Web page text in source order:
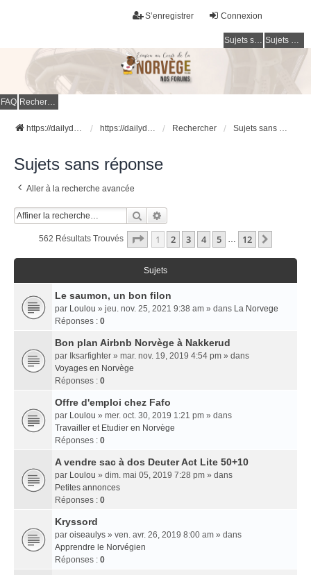
Connexion
S’enregistrer
Sujets sans réponse Sujets actifs
FAQ Rechercher
https://dailydigesthub.com https://dailydigesthub.com Rechercher Sujets sans réponse
Sujets sans réponse
Aller à la recherche avancée
Rechercher
562 Résultats Trouvés Page 1Sur
1 2 3 4 5 … 12
Sujets
Le saumon, un bon filon
par Loulou » jeu. nov. 25, 2021 9:38 am » dans La Norvege
Réponses : 0
Bon plan Airbnb Norvège à Nakkerud
par Iksarfighter » mar. nov. 19, 2019 4:54 pm » dans
Voyages en Norvège
Réponses : 0
Offre d'emploi chez Fafo
par Loulou » mer. oct. 30, 2019 1:21 pm » dans
Travailler et Etudier en Norvège
Réponses : 0
A vendre sac à dos Deuter Act Lite 50+10
par Loulou » dim. mai 05, 2019 7:28 pm » dans
Petites annonces
Réponses : 0
Kryssord
par oiseaulys » ven. avr. 26, 2019 8:00 am » dans
Apprendre le Norvégien
Réponses : 0